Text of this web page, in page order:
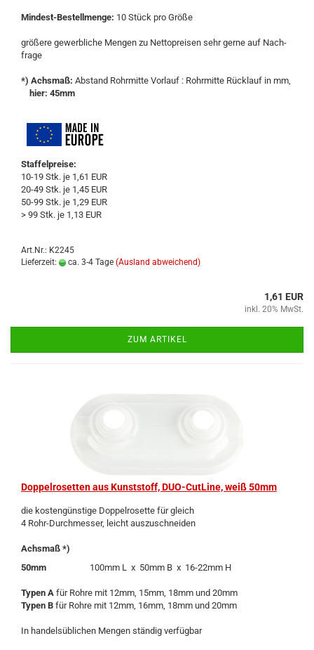
Mindest-​Bestellmenge: 10 Stück pro Größe
grö­ße­re ge­werb­li­che Men­gen zu Net­to­prei­sen sehr gerne auf Nach­
fra­ge
*) Achs­maß: Ab­stand Rohr­mit­te Vor­lauf : Rohr­mit­te Rück­lauf in mm,
hier: 45mm
Staffelpreise:
10-19 Stk. je 1,61 EUR
20-49 Stk. je 1,45 EUR
50-99 Stk. je 1,29 EUR
> 99 Stk. je 1,13 EUR
Art.Nr.: K2245
Lieferzeit:
ca. 3-4 Tage (Ausland abweichend)
1,61 EUR
inkl. 20% MwSt.
ZUM ARTIKEL
Dop­pel­ro­set­ten aus Kunst­stoff, DUO-​Cut­Line, weiß 50mm
die kos­ten­güns­ti­ge Dop­pel­ro­set­te für gleich
4 Rohr-​Durchmesser, leicht aus­zu­schnei­den
Achs­maß *)
50mm
100mm L x 50mm B x 16-​22mm H
Typen A für Rohre mit 12mm, 15mm, 18mm und 20mm
Typen B für Rohre mit 12mm, 16mm, 18mm und 20mm
In han­dels­üb­li­chen Men­gen stän­dig ver­füg­bar